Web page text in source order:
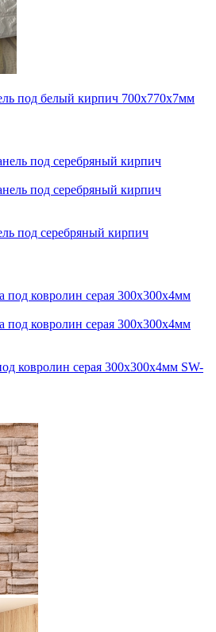
под белый кирпич 700x770x7мм
под серебряный кирпич
ковролин серая 300х300х4мм SW-